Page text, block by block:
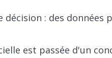
décision : des
est passée d'un